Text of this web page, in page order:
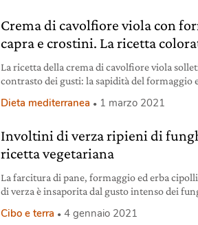
Crema di cavolfiore viola con
capra e crostini. La ricetta
La ricetta della crema di cavolfiore viola
contrasto dei gusti: la sapidità del formaggio
Dieta mediterranea 1 marzo 2021
Involtini di verza ripieni di
ricetta vegetariana
La farcitura di pane, formaggio ed erba
di verza è insaporita dal gusto intenso dei
verza per 2-3 persone 1 verza piccola 150 g di
Cibo e terra 4 gennaio 2021